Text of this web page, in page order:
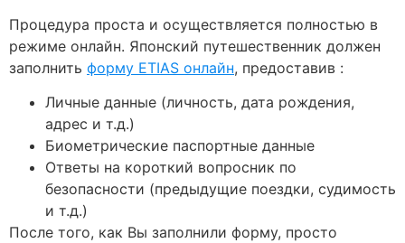
Процедура проста и осуществляется полностью в
режиме онлайн. Японский путешественник должен
заполнить форму ETIAS онлайн, предоставив :
Личные данные (личность, дата рождения,
адрес и т.д.)
Биометрические паспортные данные
Ответы на короткий вопросник по
безопасности (предыдущие поездки, судимость
и т.д.)
После того, как Вы заполнили форму, просто